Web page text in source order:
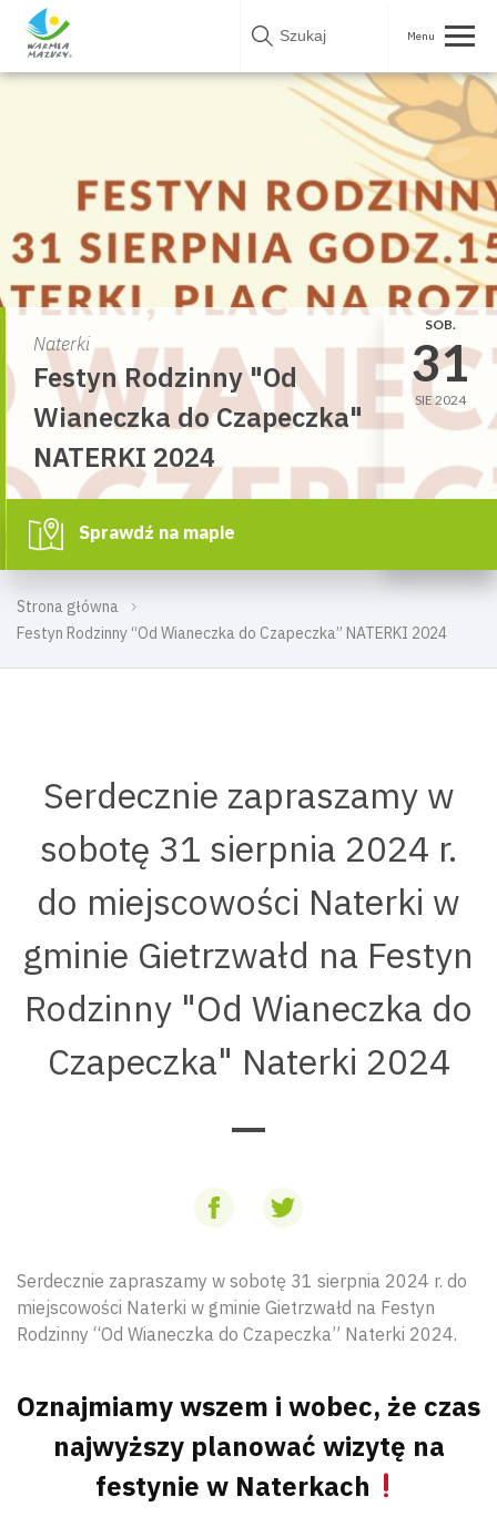
Skip
Strona główna
Festyn Rodzinny “Od Wianeczka do Czapeczka” NATERKI 2024
Naterki
Festyn Rodzinny "Od
Wianeczka do Czapeczka"
NATERKI 2024
SOB.
31
SIE 2024
Sprawdź na mapie
Serdecznie zapraszamy w
sobotę 31 sierpnia 2024 r.
do miejscowości Naterki w
gminie Gietrzwałd na Festyn
Rodzinny "Od Wianeczka do
Czapeczka" Naterki 2024
Serdecznie zapraszamy w sobotę 31 sierpnia 2024 r. do
miejscowości Naterki w gminie Gietrzwałd na Festyn
Rodzinny “Od Wianeczka do Czapeczka” Naterki 2024.
Oznajmiamy wszem i wobec, że czas
najwyższy planować wizytę na
festynie w Naterkach